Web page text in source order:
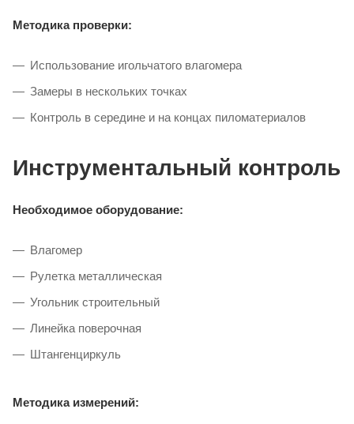
Методика проверки:
Использование игольчатого влагомера
Замеры в нескольких точках
Контроль в середине и на концах пиломатериалов
Инструментальный контроль
Необходимое оборудование:
Влагомер
Рулетка металлическая
Угольник строительный
Линейка поверочная
Штангенциркуль
Методика измерений: